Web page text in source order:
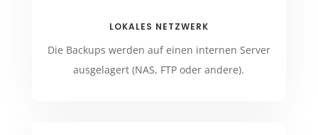
LOKALES NETZWERK
Die Backups werden auf einen internen Server
ausgelagert (NAS, FTP oder andere).